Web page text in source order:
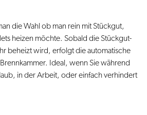
die Wahl ob man rein mit Stückgut,
heizen möchte. Sobald die Stückgut-
beheizt wird, erfolgt die automatische
Ideal, wenn Sie während
in der Arbeit, oder einfach verhindert